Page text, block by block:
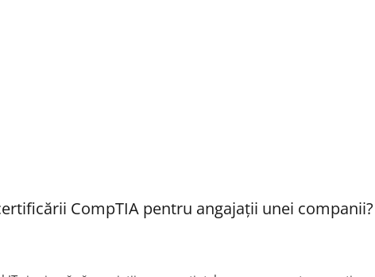
CompTIA pentru angajații unei companii?